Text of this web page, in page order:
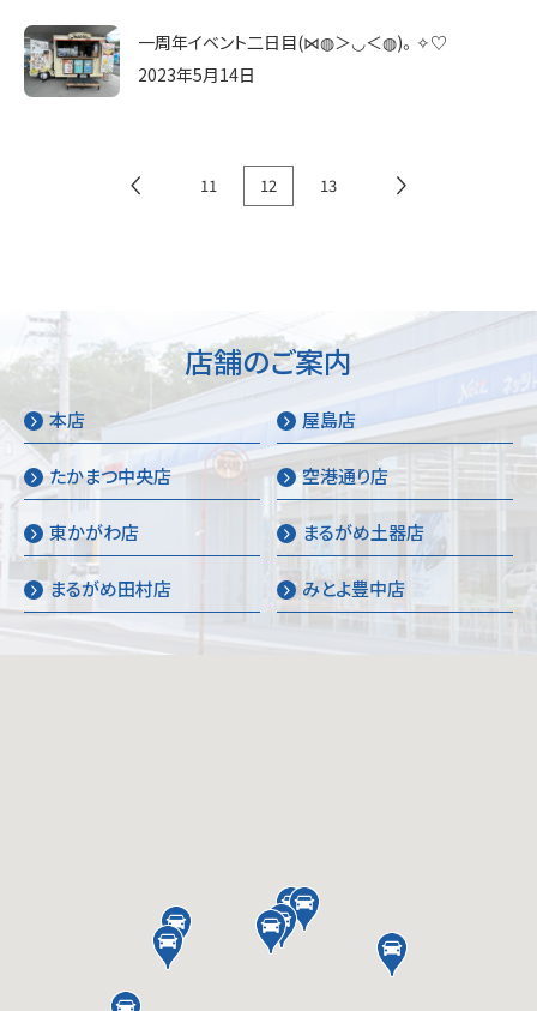
一周年イベント二日目(⋈◍＞◡＜◍)。✧♡
2023年5月14日
11 12 13
店舗のご案内
本店 屋島店
たかまつ中央店 空港通り店
東かがわ店 まるがめ土器店
まるがめ田村店 みとよ豊中店